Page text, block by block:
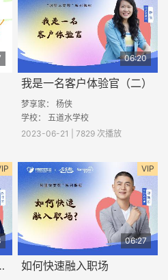
06:20
我是一名客户体验官（二）
梦享家： 杨侠
学校： 五道水学校
2023-06-21 | 7829 次播放
方法（二）
VIP
06:27
如何快速融入职场